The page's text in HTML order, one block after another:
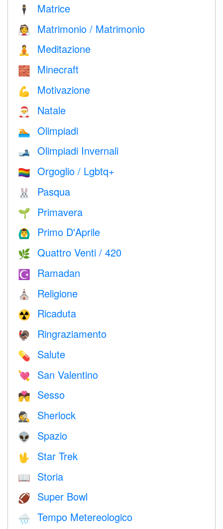
🕴️ Matrice
👰 Matrimonio / Matrimonio
🧘 Meditazione
🧱 Minecraft
💪 Motivazione
🎅 Natale
🏊 Olimpiadi
🎿 Olimpiadi Invernali
🏳️‍🌈 Orgoglio / Lgbtq+
🐰 Pasqua
🌱 Primavera
🙆‍♂️ Primo D'Aprile
🌿 Quattro Venti / 420
☪️ Ramadan
⛪️ Religione
☢️ Ricaduta
🦃 Ringraziamento
💊 Salute
💘 San Valentino
💏 Sesso
🕵️ Sherlock
👽 Spazio
🖖 Star Trek
📖 Storia
🏈 Super Bowl
🌧 Tempo Metereologico